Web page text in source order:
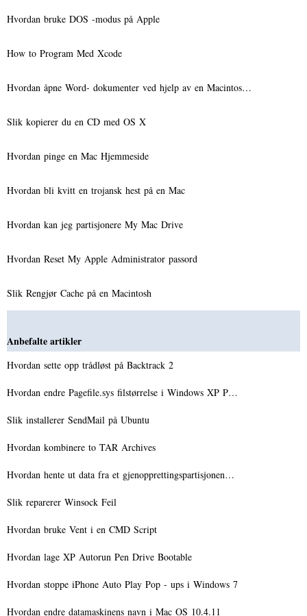
Hvordan bruke DOS -modus på Apple
How to Program Med Xcode
Hvordan åpne Word- dokumenter ved hjelp av en Macintos…
Slik kopierer du en CD med OS X
Hvordan pinge en Mac Hjemmeside
Hvordan bli kvitt en trojansk hest på en Mac
Hvordan kan jeg partisjonere My Mac Drive
Hvordan Reset My Apple Administrator passord
Slik Rengjør Cache på en Macintosh
Anbefalte artikler
Hvordan sette opp trådløst på Backtrack 2
Hvordan endre Pagefile.sys filstørrelse i Windows XP P…
Slik installerer SendMail på Ubuntu
Hvordan kombinere to TAR Archives
Hvordan hente ut data fra et gjenopprettingspartisjonen…
Slik reparerer Winsock Feil
Hvordan bruke Vent i en CMD Script
Hvordan lage XP Autorun Pen Drive Bootable
Hvordan stoppe iPhone Auto Play Pop - ups i Windows 7
Hvordan endre datamaskinens navn i Mac OS 10.4.11